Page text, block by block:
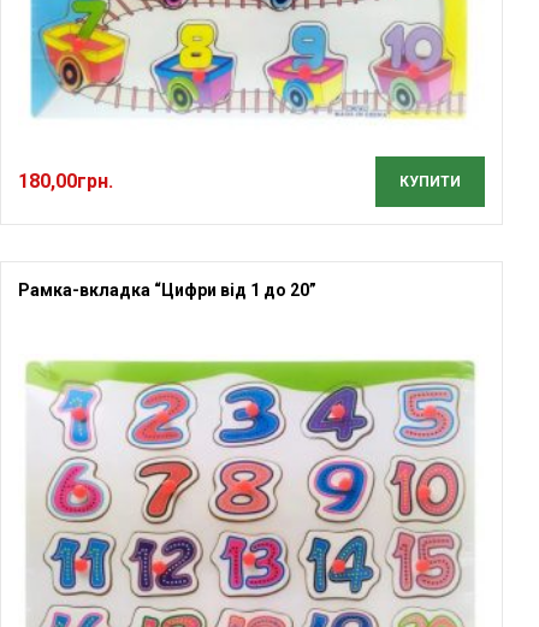
180,00грн. КУПИТИ
Рамка-вкладка “Цифри від 1 до 20”